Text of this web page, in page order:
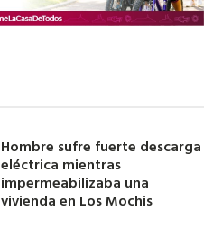
Hombre sufre fuerte descarga
eléctrica mientras
impermeabilizaba una
vivienda en Los Mochis